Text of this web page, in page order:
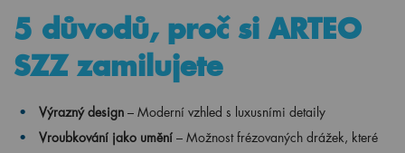
5 důvodů, proč si ARTEO
SZZ zamilujete
Výrazný design – Moderní vzhled s luxusními detaily
Vroubkování jako umění – Možnost frézovaných drážek, které